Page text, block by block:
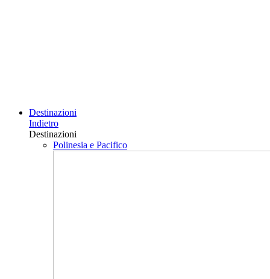
Destinazioni
Indietro
Destinazioni
Polinesia e Pacifico